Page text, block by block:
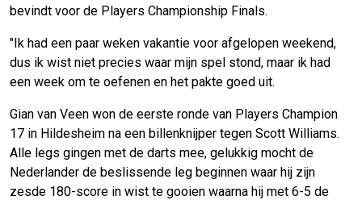
bevindt voor de Players Championship Finals.
"Ik had een paar weken vakantie voor afgelopen weekend,
dus ik wist niet precies waar mijn spel stond, maar ik had
een week om te oefenen en het pakte goed uit.
Gian van Veen won de eerste ronde van Players Champion
17 in Hildesheim na een billenknijper tegen Scott Williams.
Alle legs gingen met de darts mee, gelukkig mocht de
Nederlander de beslissende leg beginnen waar hij zijn
zesde 180-score in wist te gooien waarna hij met 6-5 de